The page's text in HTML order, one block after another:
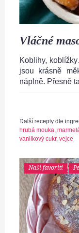
Vláčné
Koblihy,
jsou krásně
náplně. Přesně
Další recepty dle
hrubá mouka
vanilkový cukr, vejce
Naši favoriti